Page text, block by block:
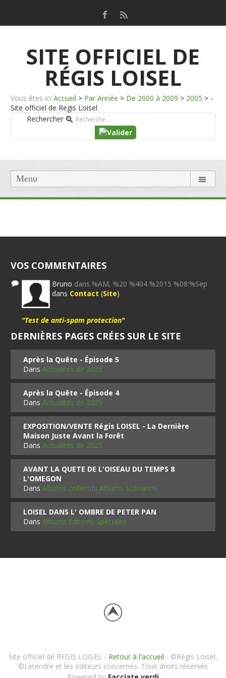
SITE OFFICIEL DE
RÉGIS LOISEL
Vous êtes ici Accueil > Par Année > De 2000 à 2009 > 2005 > -
Site officiel de Regis Loisel
Rechercher
Menu
VOS COMMENTAIRES
Bruno dans %AM, %20 %404 %2015 %08:%Sep
dans Contact (Site)
"Test de anti-spam protection"
DERNIÈRES PAGES CRÉES SUR LE SITE
Après la Quête - Épisode 5
DansActualités de 2025
Après la Quête - Épisode 4
DansActualités de 2025
EXPOSITION/VENTE Régis LOISEL - La Dernière
Maison Juste Avant la Forêt
DansActualités de 2025
AVANT LA QUETE DE L'OISEAU DU TEMPS 8
L'OMEGON
DansAlbums collectifs Albums Scénarios
LOISEL DANS L' OMBRE DE PETER PAN
DansAlbums Editions Spéciales
Site officiel de REGIS LOISEL - Retour à l'accueil - ©Régis Loisel,
©Letendre et les éditeurs concernés. Tous droits réservés